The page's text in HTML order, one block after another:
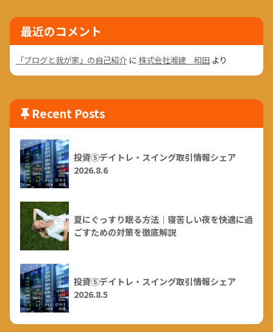
最近のコメント
「ブログと我が家」の自己紹介 に 株式会社湘建 和田 より
Recent Posts
投資⑤デイトレ・スイング取引情報シェア
2026.8.6
夏にぐっすり眠る方法｜寝苦しい夜を快適に過
ごすための対策を徹底解説
投資⑤デイトレ・スイング取引情報シェア
2026.8.5